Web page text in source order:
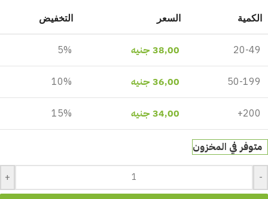
الكمية السعر التخفيض
20-49
38,00 جنيه 5%
50-199
36,00 جنيه 10%
200+
34,00 جنيه 15%
متوفر في المخزون
-
+